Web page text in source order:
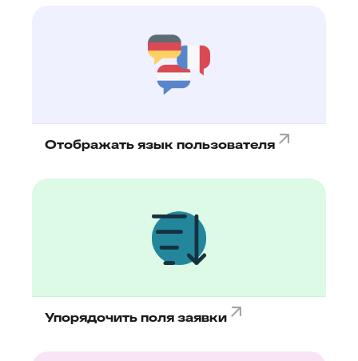
Отображать язык пользователя
Упорядочить поля заявки